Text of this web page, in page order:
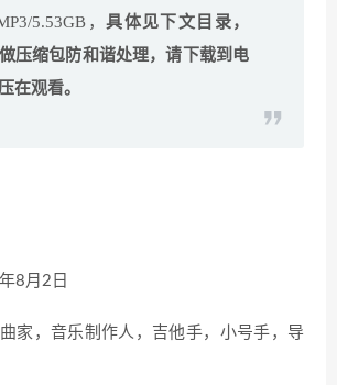
5.53GB，具体见下文目录，
压缩包防和谐处理，请下载到电
在观看。
8月2日
家，音乐制作人，吉他手，小号手，导